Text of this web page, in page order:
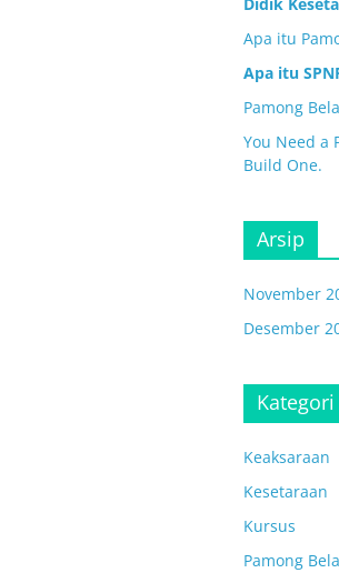
Apa itu
Apa itu
Pamong
You Need a
Build One.
Arsip
November
Desember
Kategori
Keaksaraan
Kesetaraan
Kursus
Pamong